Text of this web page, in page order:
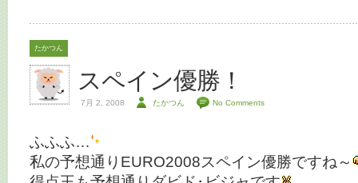
たかつん
スペイン優勝！
7月 2, 2008 たかつん No Comments
ふふふ…
私の予想通りEURO2008スペイン優勝ですね～